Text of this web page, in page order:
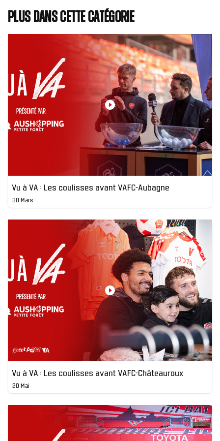
Plus dans cette catégorie
Vu à VA : Les coulisses avant VAFC-Aubagne
30 Mars
Vu à VA : Les coulisses avant VAFC-Châteauroux
20 Mai